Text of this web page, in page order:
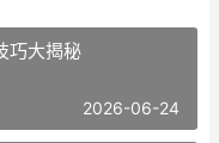
巧大揭秘
2026-06-24